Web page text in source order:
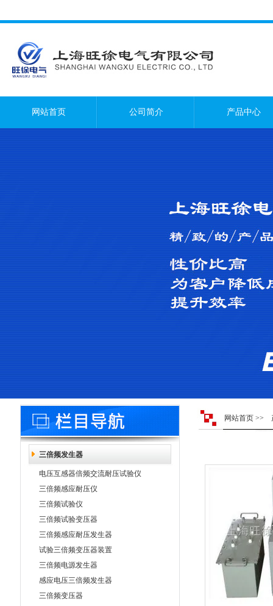
网站首页 公司简介 产品中心
三倍频发生器
电压互感器倍频交流耐压试验仪
三倍频感应耐压仪
三倍频试验仪
三倍频试验变压器
三倍频感应耐压发生器
试验三倍频变压器装置
三倍频电源发生器
感应电压三倍频发生器
三倍频变压器
网站首页 >>